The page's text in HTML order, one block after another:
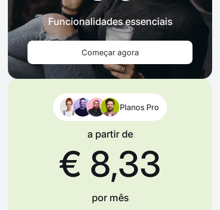
Funcionalidades essenciais
Começar agora
Planos Pro
a partir de
€ 8,33
por mês